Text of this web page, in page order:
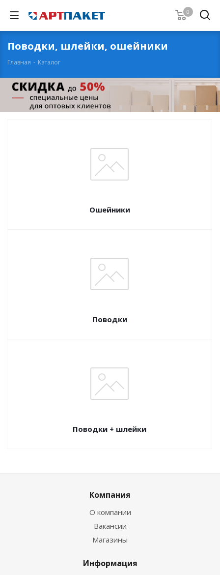
0
Поводки, шлейки, ошейники
Главная - Каталог
Ошейники
Поводки
Поводки + шлейки
Компания
О компании
Вакансии
Магазины
Информация